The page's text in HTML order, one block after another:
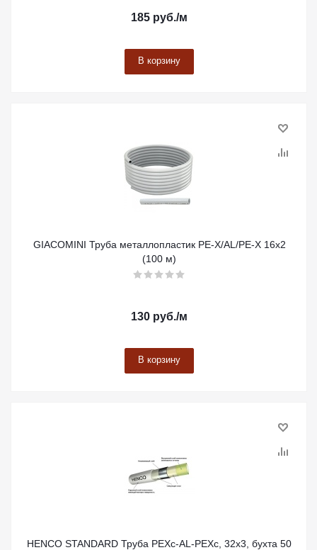
185 руб./м
В корзину
GIACOMINI Труба металлопластик PE-X/AL/PE-X 16x2
(100 м)
130 руб./м
В корзину
HENCO STANDARD Труба PEXc-AL-PEXc, 32х3, бухта 50